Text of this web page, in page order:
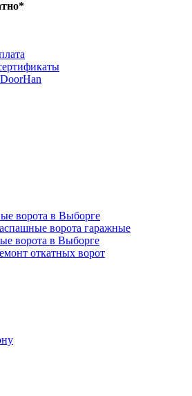
ворота в Выборге
ворота гаражные
ворота в Выборге
откатных ворот